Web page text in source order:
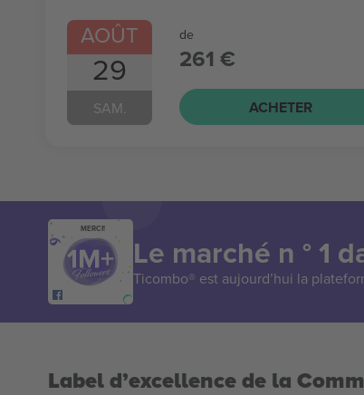
AOÛT
29
SAM.
de
261 €
ACHETER
MERCI!
Le marché n ° 1
Ticombo® est aujourd’hui la
Label d’excellence de la